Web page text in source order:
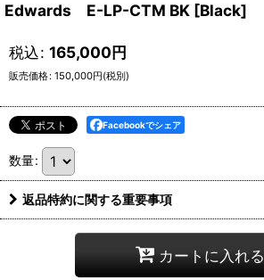
Edwards E-LP-CTM BK [Black]
販売価格: 150,000円(税別)
税込: 165,000円
Facebookでシェア
数量:
返品特約に関する重要事項
カートに入れる